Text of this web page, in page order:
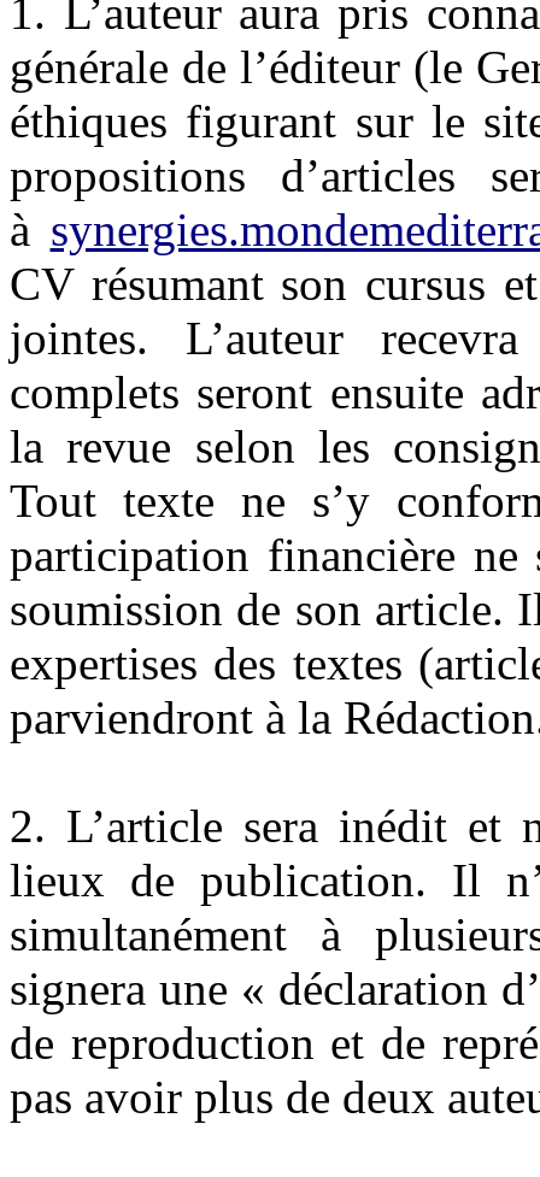
1. L’auteur aura pris
générale de l’éditeur (le
éthiques figurant sur le
propositions d’articles
à
CV résumant son cursus
jointes. L’auteur
complets seront ensuite
la revue selon les
Tout texte ne s’y
participation financière ne
soumission de son article.
expertises des textes
parviendront à la
2. L’article sera inédit et
lieux de publication. Il
simultanément à
signera une « déclaration
de reproduction et de
pas avoir plus de deux